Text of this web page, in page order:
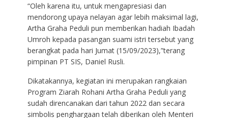
“Oleh karena itu, untuk mengapresiasi dan
mendorong upaya nelayan agar lebih maksimal lagi,
Artha Graha Peduli pun memberikan hadiah Ibadah
Umroh kepada pasangan suami istri tersebut yang
berangkat pada hari Jumat (15/09/2023),”terang
pimpinan PT SIS, Daniel Rusli.
Dikatakannya, kegiatan ini merupakan rangkaian
Program Ziarah Rohani Artha Graha Peduli yang
sudah direncanakan dari tahun 2022 dan secara
simbolis penghargaan telah diberikan oleh Menteri